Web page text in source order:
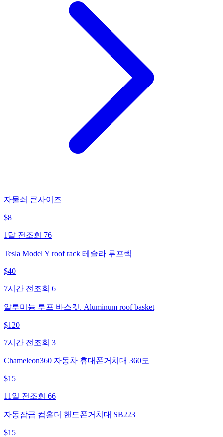
자물쇠 큰사이즈
$8
1달 전 조회 76
Tesla Model Y roof rack 테슬라 루프렉
$40
7시간 전 조회 6
알루미늄 루프 바스킷. Aluminum roof basket
$120
7시간 전 조회 3
Chameleon360 자동차 휴대폰거치대 360도
$15
11일 전 조회 66
자동잠금 컵홀더 핸드폰거치대 SB223
$15